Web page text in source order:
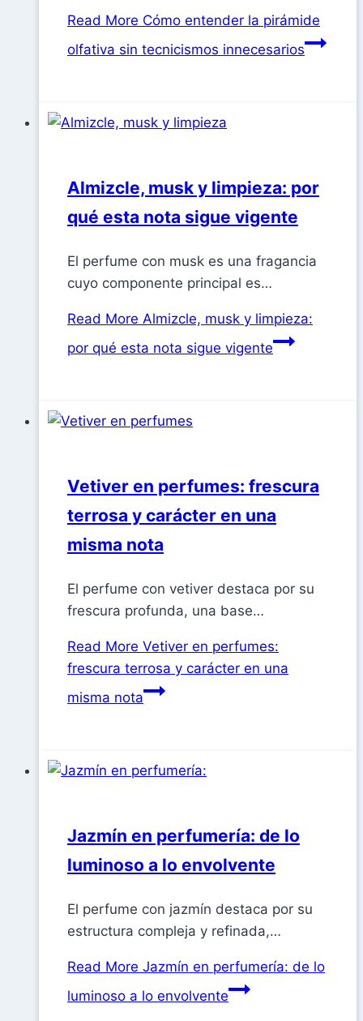
Read More Cómo entender la pirámide
olfativa sin tecnicismos innecesarios
Almizcle, musk y limpieza: por
qué esta nota sigue vigente
El perfume con musk es una fragancia
cuyo componente principal es…
Read More Almizcle, musk y limpieza:
por qué esta nota sigue vigente
Vetiver en perfumes: frescura
terrosa y carácter en una
misma nota
El perfume con vetiver destaca por su
frescura profunda, una base…
Read More Vetiver en perfumes:
frescura terrosa y carácter en una
misma nota
Jazmín en perfumería: de lo
luminoso a lo envolvente
El perfume con jazmín destaca por su
estructura compleja y refinada,…
Read More Jazmín en perfumería: de lo
luminoso a lo envolvente